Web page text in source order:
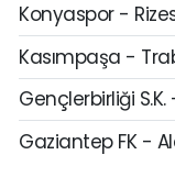
Konyaspor -
Kasımpaşa -
Gençlerbirliği
Gaziantep FK -